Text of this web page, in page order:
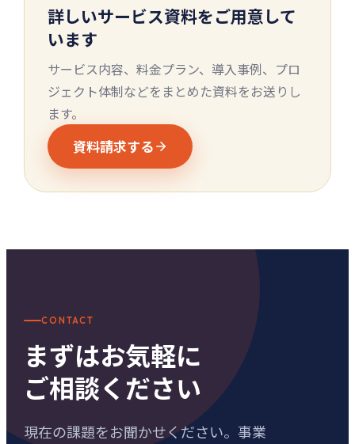
詳しいサービス資料をご用意して
います
サービス内容、料金プラン、導入事例、プロ
ジェクト体制などをまとめた資料をお送りし
ます。
資料請求する
CONTACT
まずはお気軽に
ご相談ください
現在の課題をお聞かせください。事業